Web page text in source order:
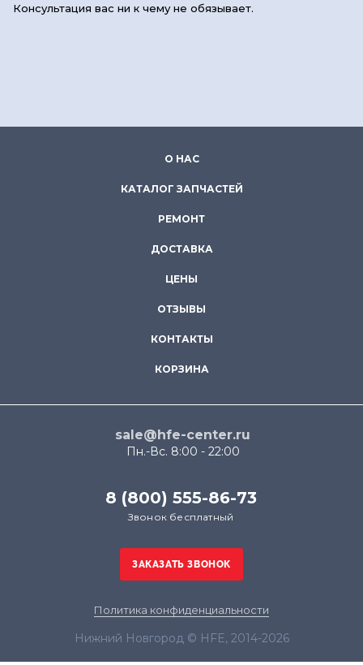
Консультация вас ни к чему не обязывает.
О НАС
КАТАЛОГ ЗАПЧАСТЕЙ
РЕМОНТ
ДОСТАВКА
ЦЕНЫ
ОТЗЫВЫ
КОНТАКТЫ
КОРЗИНА
sale@hfe-center.ru
Пн.-Вс. 8:00 - 22:00
8 (800) 555-86-73
Звонок бесплатный
Политика конфиденциальности
Нижний Новгород © HFE, 2014-2026